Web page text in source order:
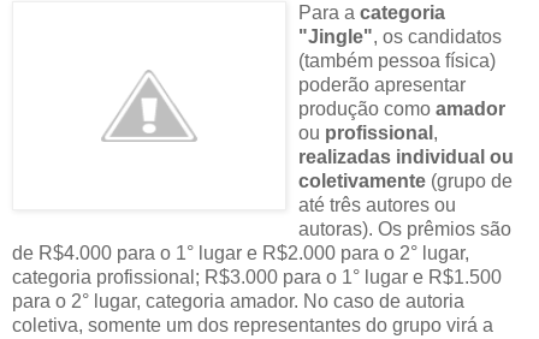
Para a categoria
"Jingle", os candidatos
(também pessoa física)
poderão apresentar
produção como amador
ou profissional ,
realizadas individual ou
coletivamente (grupo de
até três autores ou
autoras). Os prêmios são
de R$4.000 para o 1° lugar e R$2.000 para o 2° lugar,
categoria profissional; R$3.000 para o 1° lugar e R$1.500
para o 2° lugar, categoria amador. No caso de autoria
coletiva, somente um dos representantes do grupo virá a